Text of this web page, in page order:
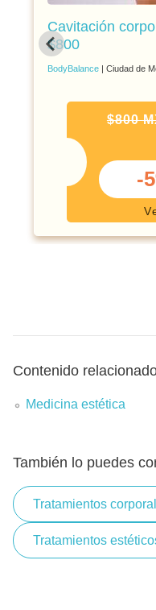
Cavitación
$800
BodyBalance | Ciudad de
$800
-
Contenido
Medicina estética
También lo puedes
Tratamientos
Tratamientos